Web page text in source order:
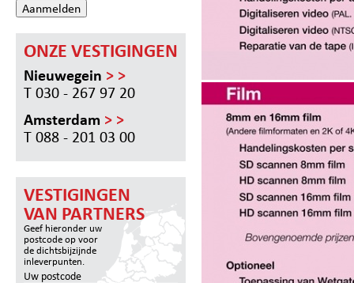
Aanmelden
ONZE VESTIGINGEN
Nieuwegein > >
T 030 - 267 97 20
Amsterdam > >
T 088 - 201 03 00
VESTIGINGEN
VAN PARTNERS
Geef hieronder uw
postcode op voor
de dichtsbijzijnde
inleverpunten.
Uw postcode